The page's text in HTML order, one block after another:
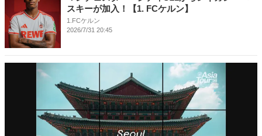
スキーが加入！【1. FCケルン】
1.FCケルン
2026/7/31 20:45